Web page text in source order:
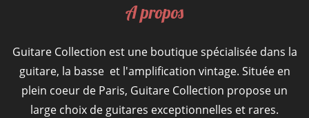
A propos
Guitare Collection est une boutique spécialisée dans la
guitare, la basse et l'amplification vintage. Située en
plein coeur de Paris, Guitare Collection propose un
large choix de guitares exceptionnelles et rares.